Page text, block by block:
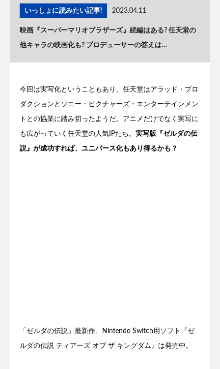
いっしょに読みたい記事! 2023.04.11
映画『スーパーマリオブラザーズ』続編はある? 任天堂の
他キャラの映画化も? プロデューサーの答えは…
今回は実写化ということもあり、任天堂はアラッド・プロ
ダクションとソニー・ピクチャーズ・エンターテインメン
トとの協業に踏み切ったようだ。アニメだけでなく実写に
も広がっていく任天堂の人気IPたち。 実写版『ゼルダの伝
説』が成功すれば、ユニバース化もあり得るかも？
「ゼルダの伝説」最新作、Nintendo Switch用ソフト『ゼ
ルダの伝説 ティアーズ オブ ザ キングダム』は発売中。